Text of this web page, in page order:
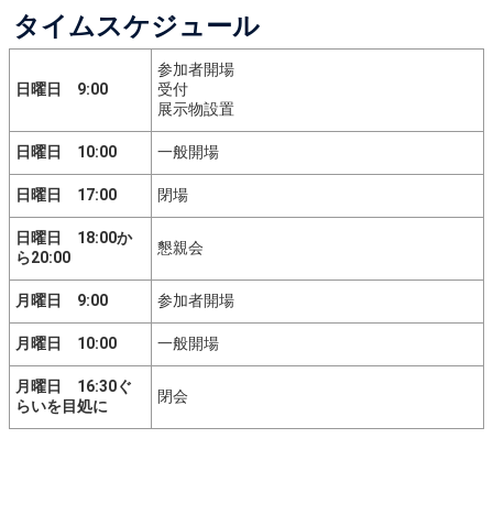
タイムスケジュール
日曜日 9:00
参加者開場
受付
展示物設置
日曜日 10:00 一般開場
日曜日 17:00 閉場
日曜日 18:00か
ら20:00
懇親会
月曜日 9:00 参加者開場
月曜日 10:00 一般開場
月曜日 16:30ぐ
らいを目処に
閉会